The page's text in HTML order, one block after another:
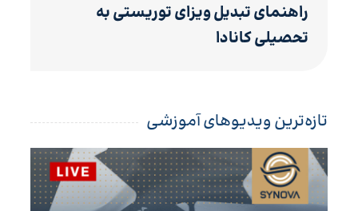
راهنمای تبدیل ویزای توریستی به
تحصیلی کانادا
تازه‌ترین ویدیوهای آموزشی